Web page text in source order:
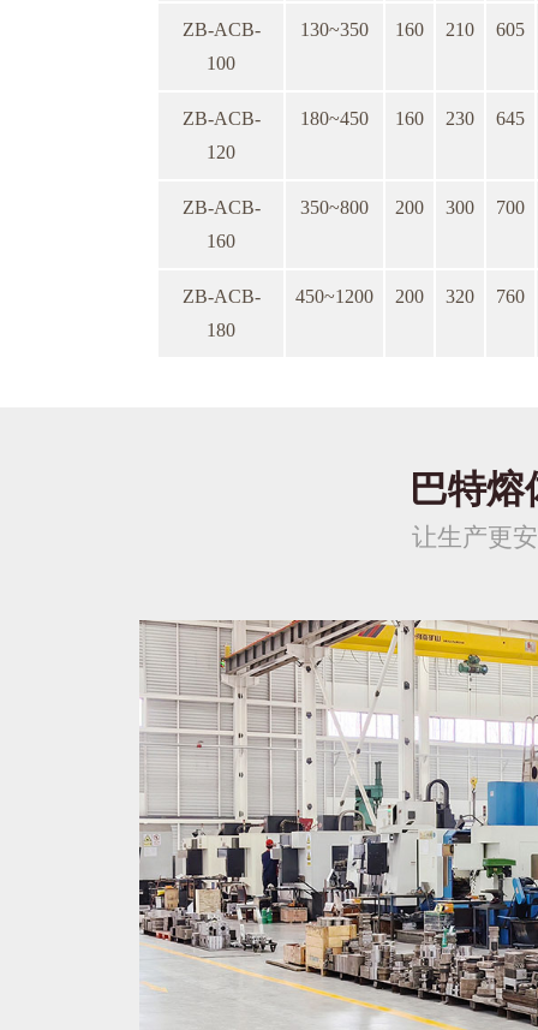
ZB-ACB-
100
130~350 160 210 605
ZB-ACB-
120
180~450 160 230 645
ZB-ACB-
160
350~800 200 300 700
ZB-ACB-
180
450~1200 200 320 760
巴特
让生产更